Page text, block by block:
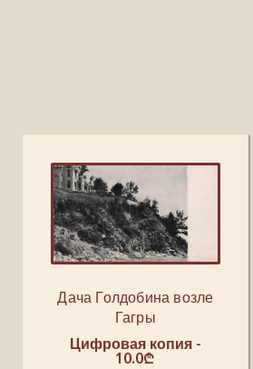
Дача Голдобина возле
Гагры
Цифровая копия -
10.0₾